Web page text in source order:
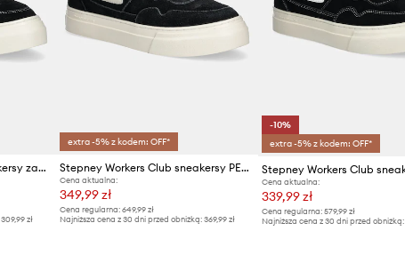
Stepney Workers Club sneakersy zamszowe PEARL SUEDE
309,99 zł
extra -5% z kodem: OFF*
Stepney Workers Club sneakersy PEARL S-STRIKE GEO-MERGED
Cena aktualna:
349,99 zł
Cena regularna: 649,99 zł
Najniższa cena z 30 dni przed obniżką: 369,99 zł
-10%
extra -5% z kodem: OFF*
Cena aktualna:
339,99 zł
Cena regularna:579,99 zł
Najniższa cena z 30 dni przed obniżką: